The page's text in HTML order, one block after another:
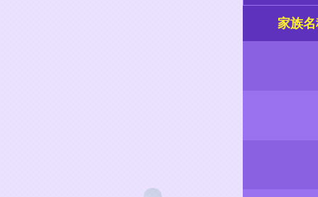
家族